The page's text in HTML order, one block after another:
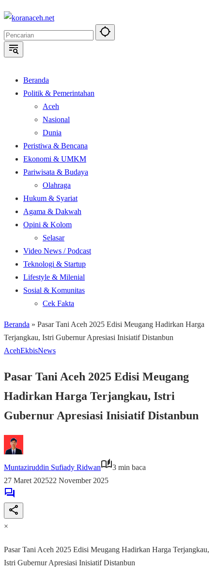
Langsung
konten
Beranda
Politik & Pemerintahan
Aceh
Nasional
Dunia
Peristiwa & Bencana
Ekonomi & UMKM
Pariwisata & Budaya
Olahraga
Hukum & Syariat
Agama & Dakwah
Opini & Kolom
Selasar
Video News / Podcast
Teknologi & Startup
Lifestyle & Milenial
Sosial & Komunitas
Cek Fakta
Beranda » Pasar Tani Aceh 2025 Edisi Meugang Hadirkan Harga
Terjangkau, Istri Gubernur Apresiasi Inisiatif Distanbun
AcehEkbisNews
Pasar Tani Aceh 2025 Edisi Meugang
Hadirkan Harga Terjangkau, Istri
Gubernur Apresiasi Inisiatif Distanbun
Muntaziruddin Sufiady Ridwan
3 min baca
27 Maret 202522 November 2025
×
Pasar Tani Aceh 2025 Edisi Meugang Hadirkan Harga Terjangkau,
Istri Gubernur Apresiasi Inisiatif Distanbun